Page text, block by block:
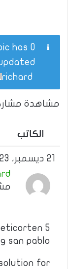
richard
مشاهدة
الكاتب
21 ديسمبر، 2023 الساعة 2:48 ص
5
san pablo
for